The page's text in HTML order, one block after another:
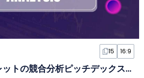
15 16:9
ネオン×バイオレットの競合分析ピッチデックスライド